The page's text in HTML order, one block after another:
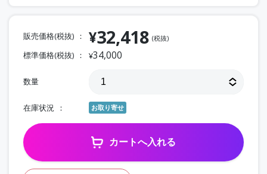
販売価格(税抜) ¥32,418 (税抜)
標準価格(税抜) ¥34,000
数量
在庫状況 お取り寄せ
カートへ入れる